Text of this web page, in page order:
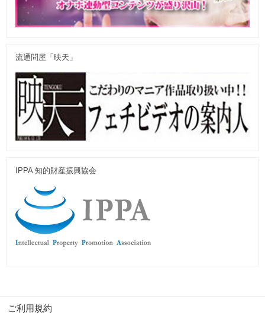
流通問屋「映天」
IPPA 知的財産振興協会
ご利用規約